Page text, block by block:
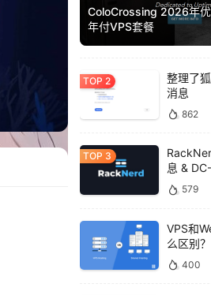
ColoCrossing 2026年
年付VPS套餐
整理了
消息
862
息 &
579
VPS和
么区别？
400